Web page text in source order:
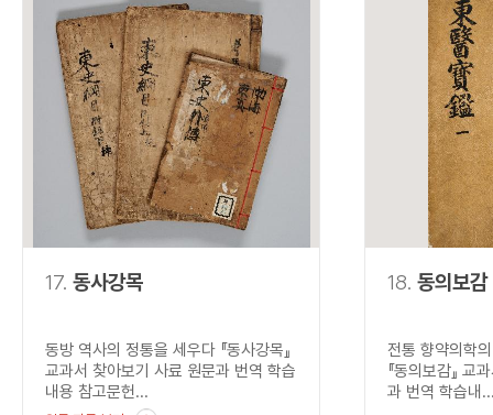
17. 동사강목
동방 역사의 정통을 세우다 『동사강목』
교과서 찾아보기 사료 원문과 번역 학습
내용 참고문헌...
18. 동의보감
전통 향약의학
『동의보감』 교
과 번역 학습내